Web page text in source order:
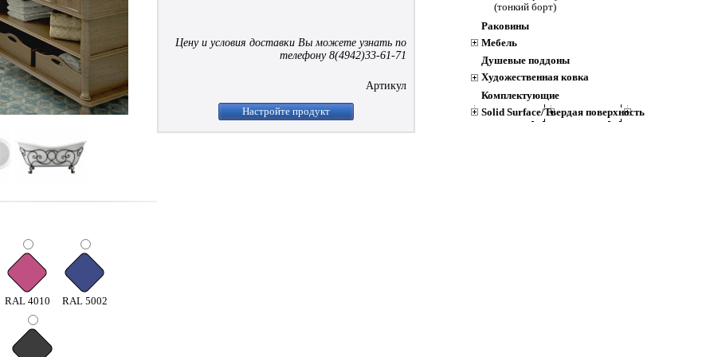
RAL 4010 RAL 5002
Цену и условия доставки Вы можете узнать по
телефону 8(4942)33-61-71
Артикул
Настройте продукт
(тонкий борт)
Раковины
Мебель
Душевые поддоны
Художественная ковка
Комплектующие
Solid Surface/Твердая поверхность